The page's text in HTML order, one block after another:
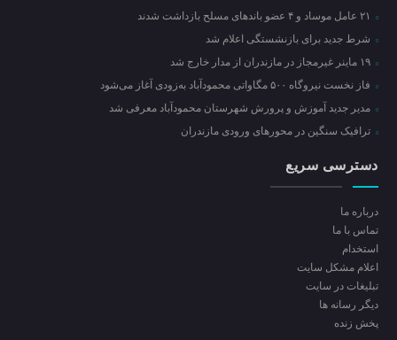
شرط جدید برای بازنشستگی اعلام شد
۱۹ ماینر غیرمجاز در مازندران از مدار خارج شد
فاز نخست نیروگاه ۵۰۰ مگاواتی محمودآباد به‌زودی آغاز می‌شود
مدیر جدید آموزش و پرورش شهرستان محمودآباد معرفی شد
ترافیک سنگین در محور‌های ورودی مازندران
دسترسی سریع
درباره ما
تماس با ما
استخدام
اعلام مشکل سایت
تبلیغات در سایت
ديگر رسانه ها
پخش زنده